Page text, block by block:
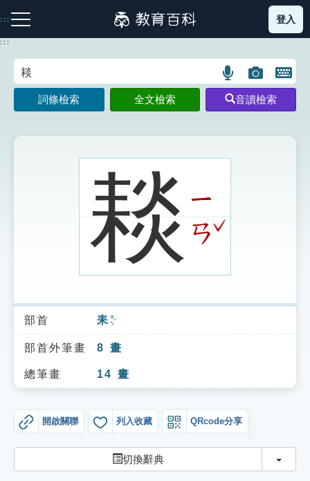
到
主
:::
注音索引圖示 筆畫索引圖示 部首索引表圖示
索引選單
知識索引
單字索引
登入
:::
語
言
搜
示
圖
片
搜
開
鍵
圖
詞條檢索 全文檢索 音讀檢索
䎦ㄧ
ㄢ ˇ
部首 耒 ㄌㄟˇ
部首外筆畫 8 畫
總筆畫 14 畫
開啟關聯 列入收藏 QRcode分享
切換辭典 切換